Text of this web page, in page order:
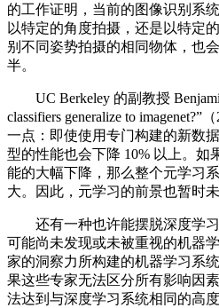
的工作证明，当前的图像识别系
以特定的角度拍摄，还是以特定
别不同姿势拍摄的相同物体，也
半。
UC Berkeley 的副教授
classifiers generalize to
一点：即使使用专门构建的新数
型的性能也会下降 10% 以上。如
能的大幅下降，那么整个元学习
大。因此，元学习的前景也暂时
还有一种也许能摆脱深度学习
可能尚未发现或未被重视的机器
家的洞察力所构建的机器学习系
果这些专家无法区分所有影响因
法达到与深度学习系统相同的高